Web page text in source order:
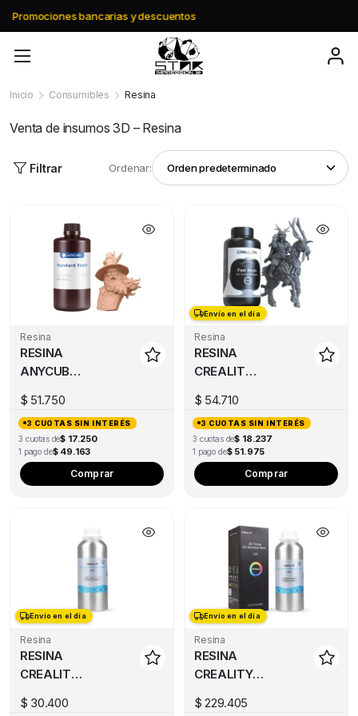
Envio gratis a partir de $195.000
Inicio Consumibles Resina
Venta de insumos 3D – Resina
Filtrar Ordenar:
Resina
RESINA
ANYCUBIC
1000G
$ 51.750
3 CUOTAS SIN INTERÉS
3 cuotas de$ 17.250
1 pago de$ 49.163
Comprar
Envío en el día
Resina
RESINA
CREALITY
VELOCIDAD
1000G
(BOTELLA
PLASTICA)
$ 54.710
3 CUOTAS SIN INTERÉS
3 cuotas de$ 18.237
1 pago de$ 51.975
Comprar
Envío en el día
Resina
RESINA
CREALITY
OLOR
$ 30.400
Envío en el día
Resina
RESINA
CREALITY
DENTAL
$ 229.405